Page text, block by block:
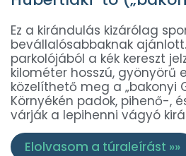
Ez a kirándulás kizárólag
bevállalósabbaknak
parkolójából a kék kereszt
kilométer hosszú, gyönyörű
közelíthető meg a „bakonyi
Környékén padok, pihenő-,
várják a lepihenni vágyó
Elolvasom a túraleírást »»